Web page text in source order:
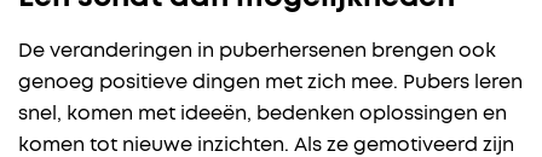
De veranderingen in puberhersenen brengen ook
genoeg positieve dingen met zich mee. Pubers leren
snel, komen met ideeën, bedenken oplossingen en
komen tot nieuwe inzichten. Als ze gemotiveerd zijn